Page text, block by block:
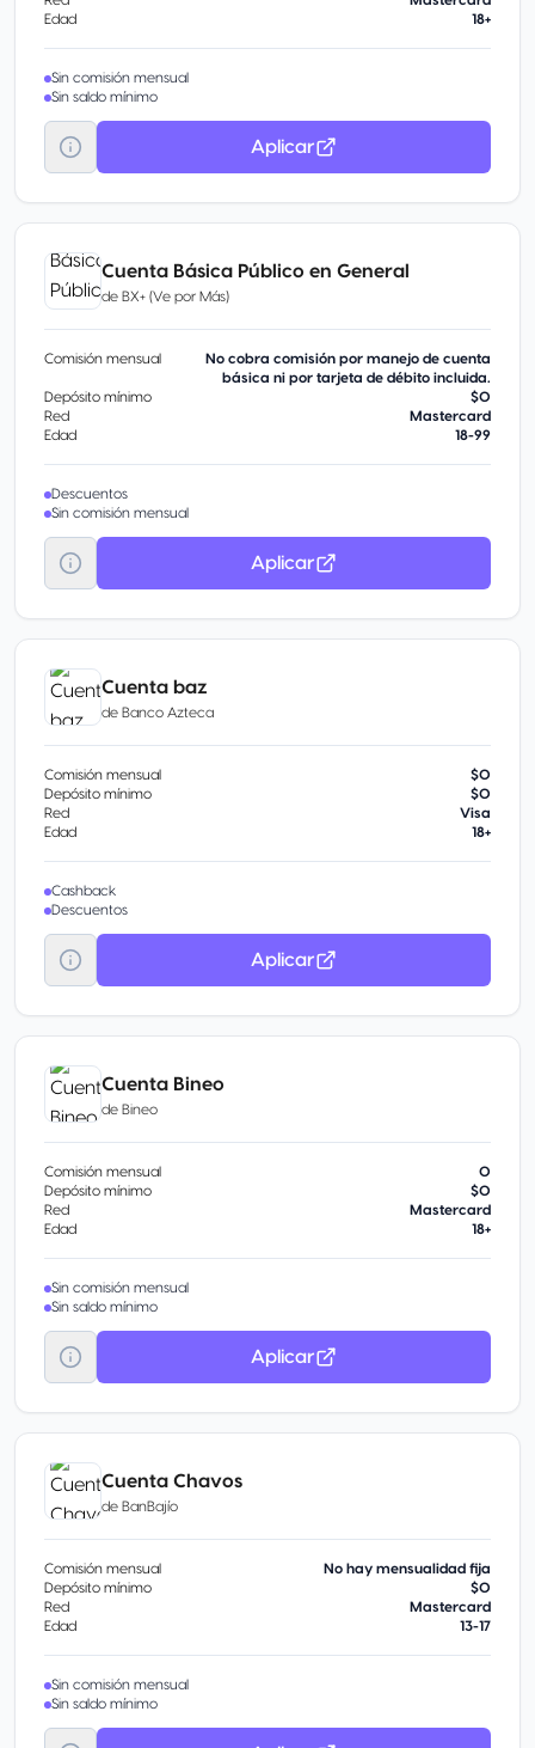
Edad
18+
Sin comisión mensual
Sin saldo mínimo
Aplicar
Cuenta Básica Público en General
de BX+ (Ve por Más)
Comisión mensual
No cobra comisión por manejo de cuenta
básica ni por tarjeta de débito incluida.
Depósito mínimo
$0
Red
Mastercard
Edad
18-99
Descuentos
Sin comisión mensual
Aplicar
Cuenta baz
de Banco Azteca
Comisión mensual
$0
Depósito mínimo
$0
Red
Visa
Edad
18+
Cashback
Descuentos
Aplicar
Cuenta Bineo
de Bineo
Comisión mensual
0
Depósito mínimo
$0
Red
Mastercard
Edad
18+
Sin comisión mensual
Sin saldo mínimo
Aplicar
Cuenta Chavos
de BanBajío
Comisión mensual
No hay mensualidad fija
Depósito mínimo
$0
Red
Mastercard
Edad
13-17
Sin comisión mensual
Sin saldo mínimo